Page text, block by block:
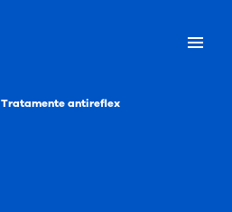
Tratamente antireflex